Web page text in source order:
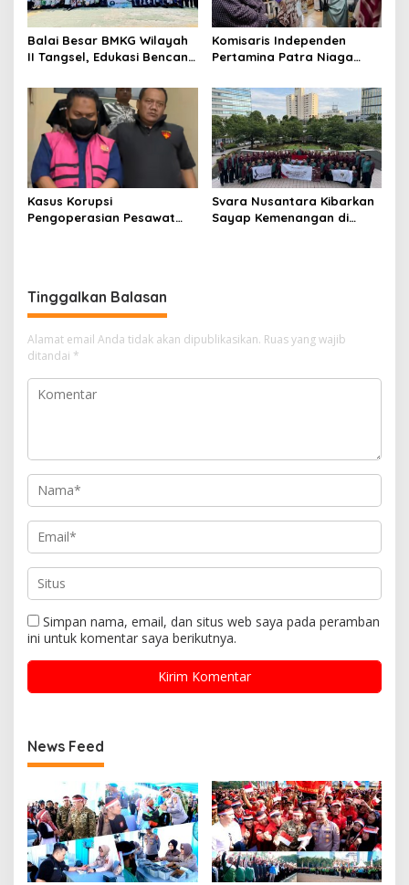
Balai Besar BMKG Wilayah
II Tangsel, Edukasi Bencana
kepada pelajar UPTD SMPN
23
Komisaris Independen
Pertamina Patra Niaga
Mitra Binaan dengan
Sentuhan Kemanusiaan dan
Keberlanjutan
Kasus Korupsi
Pengoperasian Pesawat
Svara Nusantara Kibarkan
Sayap Kemenangan di
Tinggalkan Balasan
Alamat email Anda tidak akan dipublikasikan. Ruas yang wajib
ditandai *
Simpan nama, email, dan situs web saya pada peramban
ini untuk komentar saya berikutnya.
News Feed